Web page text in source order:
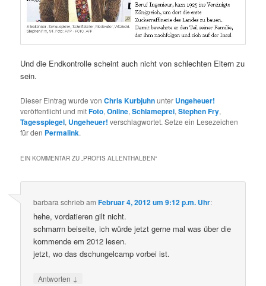
Und die Endkontrolle scheint auch nicht von schlechten Eltern zu
sein.
Dieser Eintrag wurde vonChris Kurbjuhnunter Ungeheuer!
veröffentlicht und mitFoto,Online,Schlameprei,Stephen Fry,
Tagesspiegel, Ungeheuer! verschlagwortet. Setze ein Lesezeichen
für den Permalink.
EIN KOMMENTAR ZU „ PROFIS ALLENTHALBEN“
barbara schriebamFebruar 4, 2012 um 9:12 p.m. Uhr:
hehe, vordatieren gilt nicht.
schmarrn beiseite, ich würde jetzt gerne mal was über die
kommende em 2012 lesen.
jetzt, wo das dschungelcamp vorbei ist.
Antworten ↓